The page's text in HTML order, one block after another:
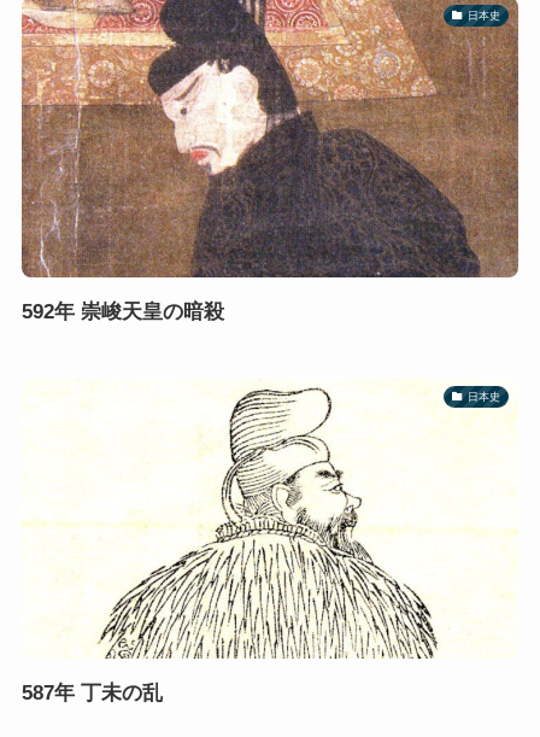
日本史
592年 崇峻天皇の暗殺
日本史
587年 丁未の乱